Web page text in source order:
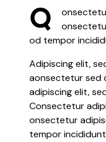
Q
od tempor
Adipiscing elit,
aonsectetur sed
adipiscing elit,
Consectetur
onsectetur
tempor